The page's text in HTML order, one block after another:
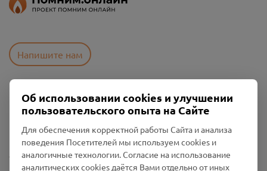
Напишите нам
Пользовательское соглашение
Политика конфиденциальности
Промо-материалы
Настройки cookies
Об использовании cookies и улучшении
пользовательского опыта на Сайте
Для обеспечения корректной работы Сайта и анализа
поведения Посетителей мы используем cookies и
аналогичные технологии. Согласие на использование
аналитических cookies даётся Вами отдельно от иных